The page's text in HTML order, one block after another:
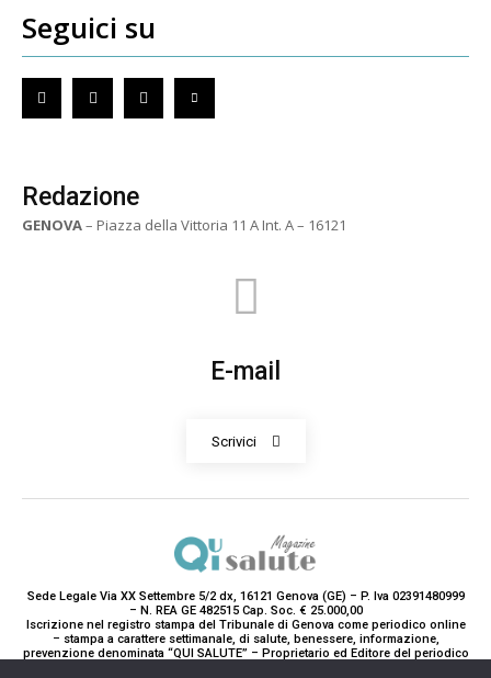
Seguici su
Redazione
GENOVA– Piazza della Vittoria 11 A Int. A – 16121
E-mail
Scrivici
Sede Legale Via XX Settembre 5/2 dx, 16121 Genova (GE) – P. Iva 02391480999
– N. REA GE 482515 Cap. Soc. € 25.000,00
Iscrizione nel registro stampa del Tribunale di Genova come periodico online
– stampa a carattere settimanale, di salute, benessere, informazione,
prevenzione denominata “QUI SALUTE” – Proprietario ed Editore del periodico